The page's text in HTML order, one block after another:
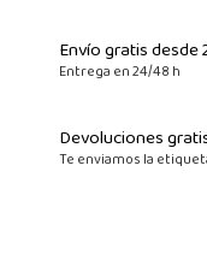
Envío gratis desde
Entrega en 24/48 h
Devoluciones
Te enviamos la